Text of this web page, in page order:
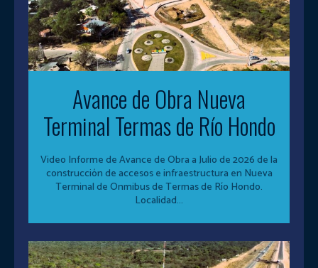
Avance de Obra Nueva
Terminal Termas de Río Hondo
Video Informe de Avance de Obra a Julio de 2026 de la
construcción de accesos e infraestructura en Nueva
Terminal de Onmibus de Termas de Río Hondo.
Localidad...